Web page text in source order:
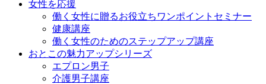
女性を応援
働く女性に贈るお役立ちワンポイントセミナー
健康講座
働く女性のためのステップアップ講座
おとこの魅力アップシリーズ
エプロン男子
介護男子講座